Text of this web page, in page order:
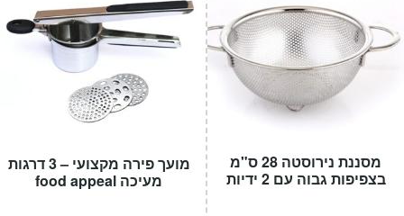
מועך פירה מקצועי – 3 דרגות
מעיכה food appeal
מסננת נירוסטה 28 ס"מ
בצפיפות גבוה עם 2 ידיות